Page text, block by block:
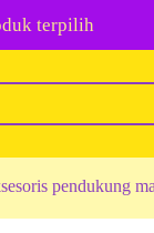
terpilih
pendukung